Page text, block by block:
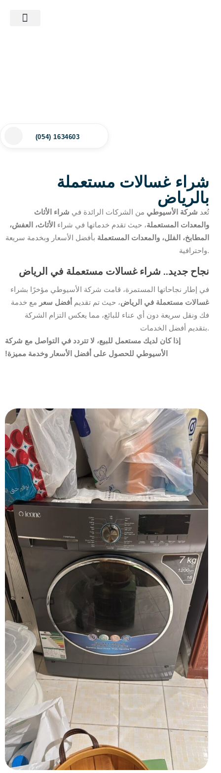
شراء غسالات مستعملة
بالرياض
تُعد شركة الأسيوطي من الشركات الرائدة في شراء الأثاث
والمعدات المستعملة، حيث تقدم خدماتها في شراء الأثاث، العفش،
المطابخ، الفلل، والمعدات المستعملة بأفضل الأسعار وبخدمة سريعة
واحترافية.
نجاح جديد.. شراء غسالات مستعملة في الرياض
في إطار نجاحاتها المستمرة، قامت شركة الأسيوطي مؤخرًا بشراء
غسالات مستعملة في الرياض، حيث تم تقديم أفضل سعر مع خدمة
فك ونقل سريعة دون أي عناء للبائع، مما يعكس التزام الشركة
بتقديم أفضل الخدمات.
إذا كان لديك مستعمل للبيع، لا تتردد في التواصل مع شركة
الأسيوطي للحصول على أفضل الأسعار وخدمة مميزة!
(054) 1634603